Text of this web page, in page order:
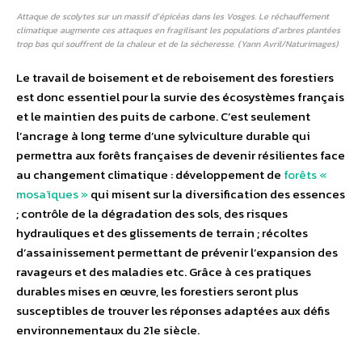
Attaque de scolytes sur un massif d’épicéas dans les Vosges. Le réchauffement
climatique augmente ces attaques en fragilisant les populations d’arbres plantées
trop bas qui souffrent de la chaleur et de la sécheresse. (Yann Avril/Naturimages)
Le travail de boisement et de reboisement des forestiers
est donc essentiel pour la survie des écosystèmes français
et le maintien des puits de carbone. C’est seulement
l’ancrage à long terme d’une sylviculture durable qui
permettra aux forêts françaises de devenir résilientes face
au changement climatique : développement de forêts «
mosaïques »qui misent sur la diversification des essences
; contrôle de la dégradation des sols, des risques
hydrauliques et des glissements de terrain ; récoltes
d’assainissement permettant de prévenir l’expansion des
ravageurs et des maladies etc. Grâce à ces pratiques
durables mises en œuvre, les forestiers seront plus
susceptibles de trouver les réponses adaptées aux défis
environnementaux du 21e siècle.